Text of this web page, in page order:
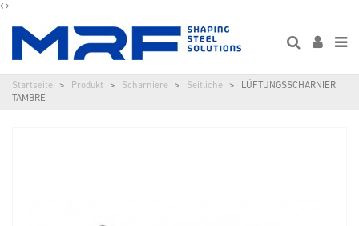
Startseite Produkt Scharniere Seitliche
LÜFTUNGSSCHARNIER
TAMBRE